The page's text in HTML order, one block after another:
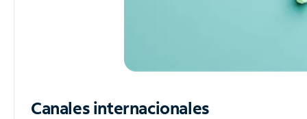
Canales internacionales